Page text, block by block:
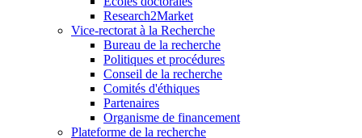
Research2Market
Vice-rectorat à la Recherche
Bureau de la recherche
Politiques et procédures
Conseil de la recherche
Comités d'éthiques
Partenaires
Organisme de financement
Plateforme de la recherche